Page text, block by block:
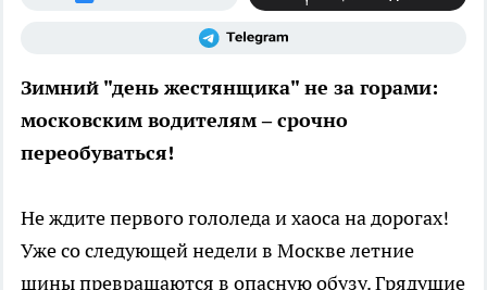
Зимний "день жестянщика" не за горами:
московским водителям – срочно
переобуваться!
Не ждите первого гололеда и хаоса на дорогах!
Уже со следующей недели в Москве летние
шины превращаются в опасную обузу. Грядущие